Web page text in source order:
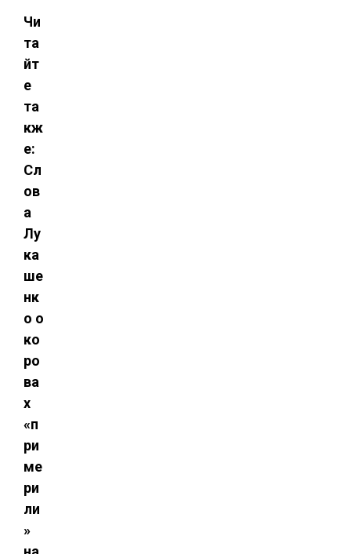
Чи
та
йт
е
та
кж
е:
Сл
ов
а
Лу
ка
ше
нк
о о
ко
ро
ва
х
«п
ри
ме
ри
ли
»